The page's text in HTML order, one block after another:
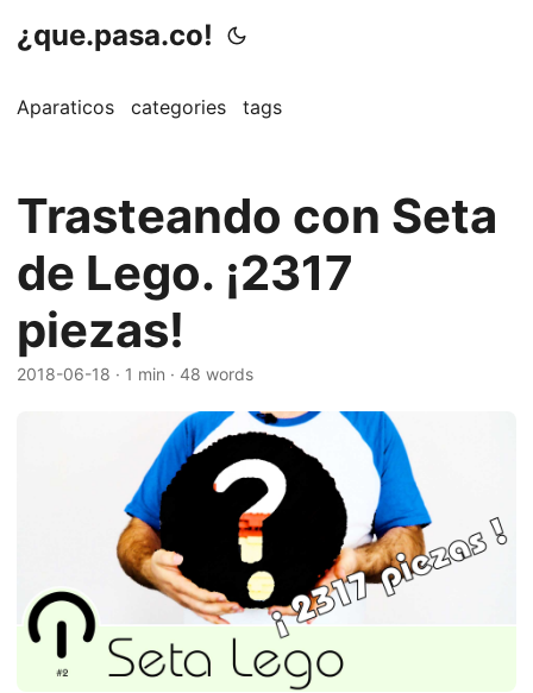
¿que.pasa.co!
Aparaticos categories tags
Trasteando con Seta
de Lego. ¡2317
piezas!
2018-06-18 · 1 min · 48 words